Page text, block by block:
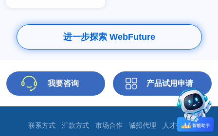
进一步探索 WebFuture
我要咨询 产品试用申请
联系方式 汇款方式 市场合作 诚招代理 人才招聘